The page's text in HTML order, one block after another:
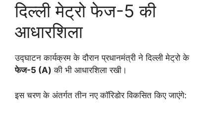
दिल्ली मेट्रो फेज-5 की
आधारशिला
उद्घाटन कार्यक्रम के दौरान प्रधानमंत्री ने दिल्ली मेट्रो के
फेज-5 (A) की भी आधारशिला रखी।
इस चरण के अंतर्गत तीन नए कॉरिडोर विकसित किए जाएंगे: